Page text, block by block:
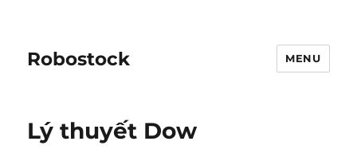
Robostock MENU
Lý thuyết Dow